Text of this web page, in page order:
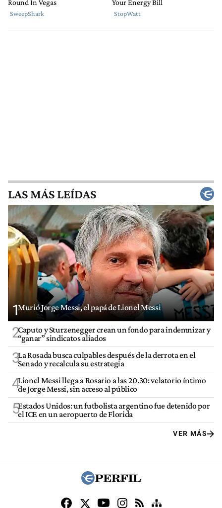
LAS MÁS LEÍDAS
1Murió Jorge Messi, el papá de Lionel Messi
2Caputo y Sturzenegger crean un fondo para indemnizar y
“ganar” sindicatos aliados
3La Rosada busca culpables después de la derrota en el
Senado y recalcula su estrategia
4Lionel Messi llega a Rosario a las 20.30: velatorio íntimo
de Jorge Messi, sin acceso al público
5Estados Unidos: un futbolista argentino fue detenido por
el ICE en un aeropuerto de Florida
VER MÁS